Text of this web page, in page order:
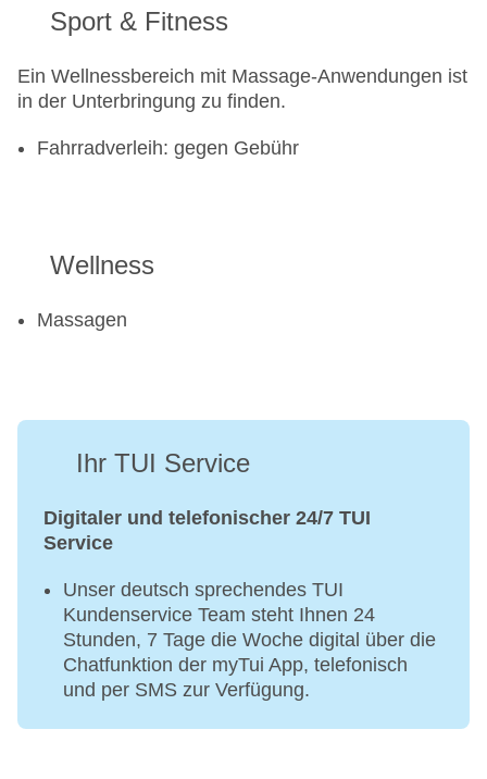
Sport & Fitness
Ein Wellnessbereich mit Massage-Anwendungen ist
in der Unterbringung zu finden.
Fahrradverleih: gegen Gebühr
Wellness
Massagen
Ihr TUI Service
Digitaler und telefonischer 24/7 TUI
Service
Unser deutsch sprechendes TUI
Kundenservice Team steht Ihnen 24
Stunden, 7 Tage die Woche digital über die
Chatfunktion der myTui App, telefonisch
und per SMS zur Verfügung.